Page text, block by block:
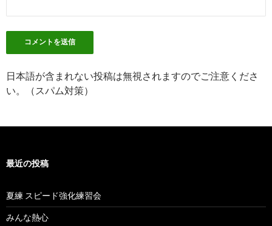
日本語が含まれない投稿は無視されますのでご注意くださ
い。（スパム対策）
最近の投稿
夏練 スピード強化練習会
みんな熱心